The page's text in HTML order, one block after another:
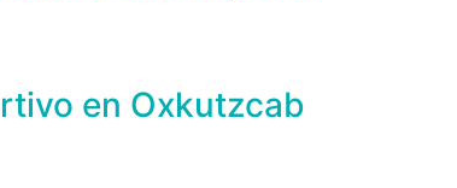
en Oxkutzcab